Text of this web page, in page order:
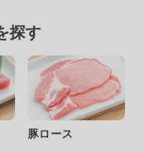
探す
豚ロース